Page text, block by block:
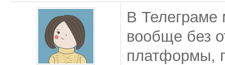
В Телеграме
вообще без
платформы,